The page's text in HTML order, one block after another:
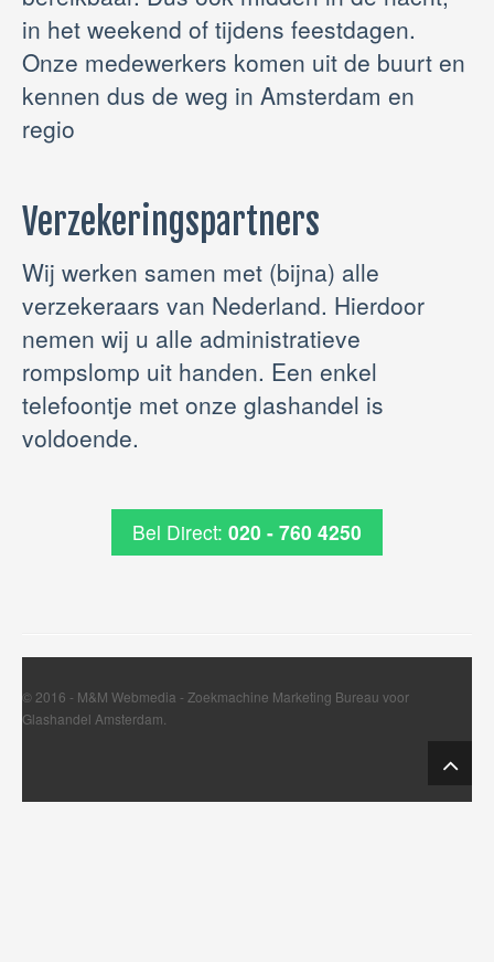
in het weekend of tijdens feestdagen.
Onze medewerkers komen uit de buurt en
kennen dus de weg in Amsterdam en
regio
Verzekeringspartners
Wij werken samen met (bijna) alle
verzekeraars van Nederland. Hierdoor
nemen wij u alle administratieve
rompslomp uit handen. Een enkel
telefoontje met onze glashandel is
voldoende.
Bel Direct: 020 - 760 4250
© 2016 - M&M Webmedia - Zoekmachine Marketing Bureau voor
Glashandel Amsterdam.